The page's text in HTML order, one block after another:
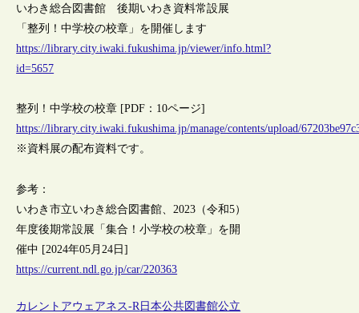
いわき総合図書館 後期いわき資料常設展
「整列！中学校の校章」を開催します
https://library.city.iwaki.fukushima.jp/viewer/info.html?
id=5657
整列！中学校の校章 [PDF：10ページ]
https://library.city.iwaki.fukushima.jp/manage/contents/upload/
※資料展の配布資料です。
参考：
いわき市立いわき総合図書館、2023（令和5）
年度後期常設展「集合！小学校の校章」を開
催中 [2024年05月24日]
https://current.ndl.go.jp/car/220363
カレントアウェアネス-R 日本公共図書館公立